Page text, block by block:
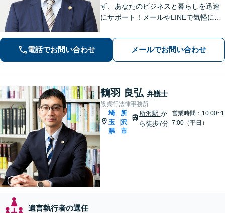
ず、あなたのビジネスと暮らしを迅速
にサポート！メールやLINEで気軽につ
いた確かな解決力で、進むべき道を丁
寧に示します。【メール・LINE 受付
中】
電話でお問い合わせ メールでお問い合わせ
鶴羽 良弘 弁護士
段貞行法律事務所
埼
玉
県
所
沢
市
所沢駅 か
ら徒歩7分
営業時間：10:00~1
7:00（平日）
遺言執行者の選任